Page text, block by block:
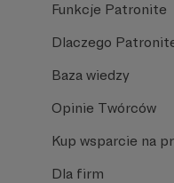
Funkcje Patronite
Dlaczego
Baza wiedzy
Opinie Twórców
Kup wsparcie na
Dla firm